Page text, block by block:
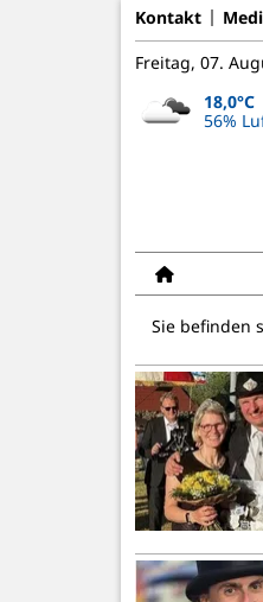
Kontakt
Freitag, 07.
18,0°C
56%
Sie befinden